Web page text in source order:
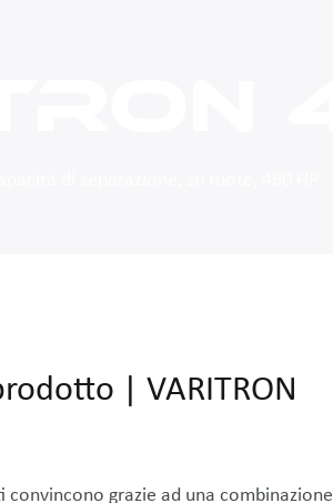
| VARITRON
grazie ad una combinazione